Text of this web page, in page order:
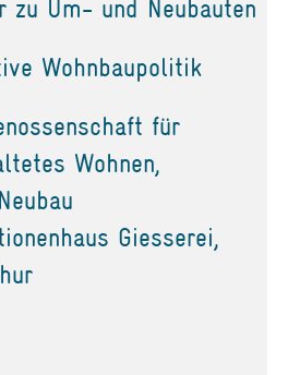
zu Um- und Neubauten
Wohnbaupolitik
für
Wohnen,
Giesserei,